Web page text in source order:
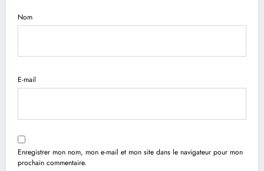
Nom
E-mail
Enregistrer mon nom, mon e-mail et mon site dans le navigateur pour mon
prochain commentaire.